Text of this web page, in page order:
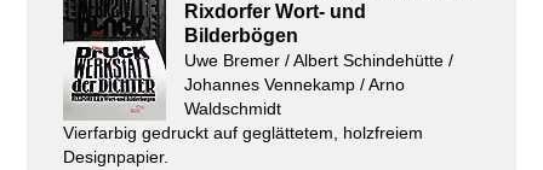
Rixdorfer Wort- und
Bilderbögen
Uwe Bremer / Albert Schindehütte /
Johannes Vennekamp / Arno
Waldschmidt
Vierfarbig gedruckt auf geglättetem, holzfreiem
Designpapier.